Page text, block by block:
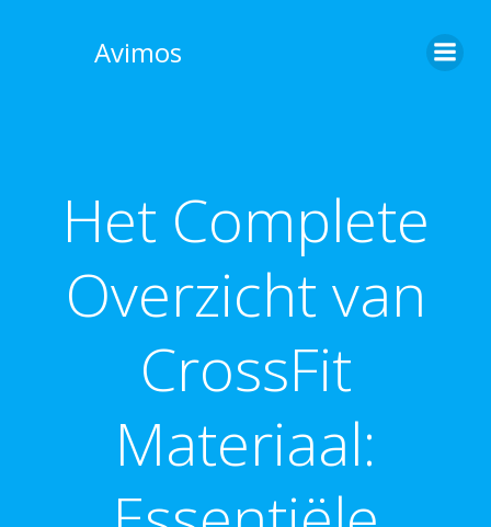
Avimos
Het Complete
Overzicht van
CrossFit
Materiaal: